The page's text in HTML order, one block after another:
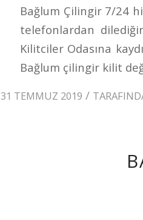
Bağlum Çilingir 7/24
telefonlardan
Kilitciler Odasına
Bağlum çilingir kilit
31 TEMMUZ 2019 /